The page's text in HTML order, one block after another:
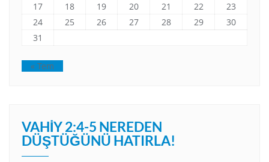
17
18 19 20 21 22
23
24
25 26 27 28 29
30
31
« Tem
VAHIY 2:4-5 NEREDEN
DÜŞTÜĞÜNÜ HATIRLA!